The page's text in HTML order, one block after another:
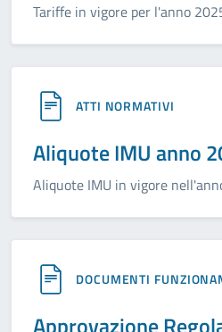
Tariffe in vigore per l'anno
ATTI NORMATIVI
Aliquote IMU anno
Aliquote IMU in vigore
DOCUMENTI